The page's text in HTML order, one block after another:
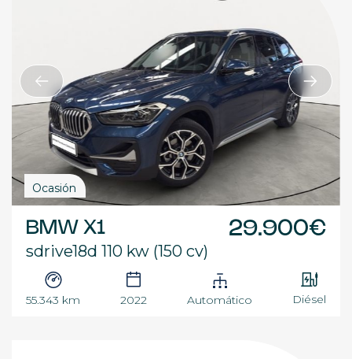
Ocasión
BMW X1
sdrive18d 110 kw (150 cv)
29.900€
55.343 km 2022 Automático Diésel